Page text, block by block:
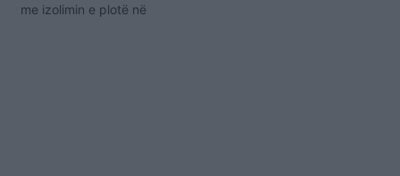
me izolimin e plotë në